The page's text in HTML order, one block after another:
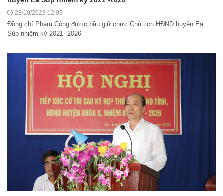
28/10/2023 12:03
Đồng chí Phạm Công được bầu giữ chức Chủ tịch HĐND huyện Ea
Súp nhiệm kỳ 2021 -2026